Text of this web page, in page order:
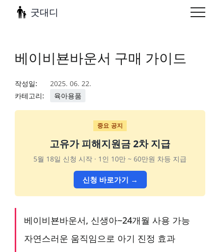
굿대디
베이비뵨바운서 구매 가이드
작성일:
2025. 06. 22.
카테고리:
육아용품
중요 공지
고유가 피해지원금 2차 지급
5월 18일 신청 시작 · 1인 10만 ~ 60만원 차등 지급
신청 바로가기 →
베이비뵨바운서, 신생아~24개월 사용 가능
자연스러운 움직임으로 아기 진정 효과